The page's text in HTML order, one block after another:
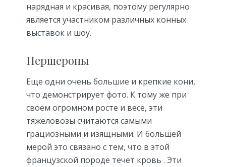
нарядная и красивая, поэтому регулярно
является участником различных конных
выставок и шоу.
Першероны
Еще одни очень большие и крепкие кони,
что демонстрирует фото. К тому же при
своем огромном росте и весе, эти
тяжеловозы считаются самыми
грациозными и изящными. И большей
мерой это связано с тем, что в этой
французской породе течет кровь . Эти